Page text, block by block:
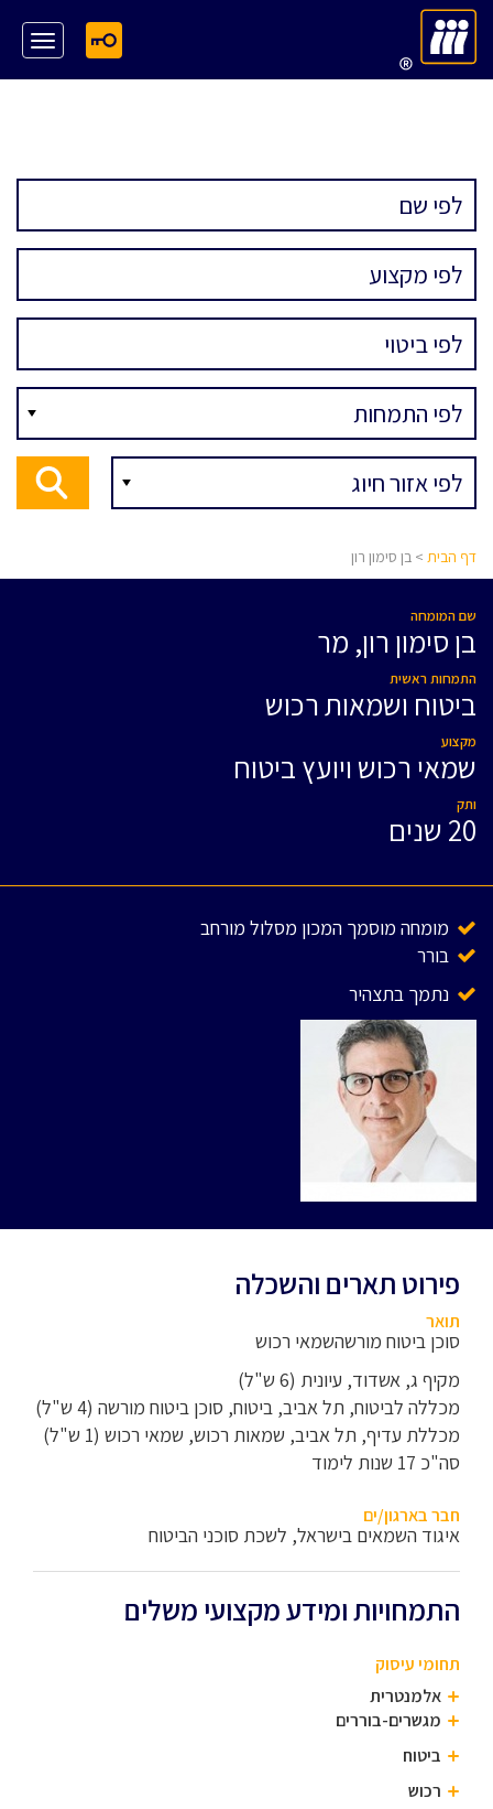
דף הבית > בן סימון רון
שם המומחה
בן סימון רון, מר
התמחות ראשית
ביטוח ושמאות רכוש
מקצוע
שמאי רכוש ויועץ ביטוח
ותק
20 שנים
מומחה מוסמך המכון מסלול מורחב
בורר
נתמך בתצהיר
פירוט תארים והשכלה
תואר
סוכן ביטוח מורשהשמאי רכוש
מקיף ג, אשדוד, עיונית (6 ש"ל)
מכללה לביטוח, תל אביב, ביטוח, סוכן ביטוח מורשה (4 ש"ל)
מכללת עדיף, תל אביב, שמאות רכוש, שמאי רכוש (1 ש"ל)
סה"כ 17 שנות לימוד
חבר בארגון/ים
איגוד השמאים בישראל, לשכת סוכני הביטוח
התמחויות ומידע מקצועי משלים
תחומי עיסוק
אלמנטרית
מגשרים-בוררים
ביטוח
רכוש